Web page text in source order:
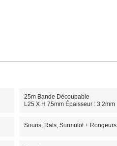
25m Bande Découpable
L25 X H 75mm Épaisseur : 3.2mm
Souris, Rats, Surmulot + Rongeurs